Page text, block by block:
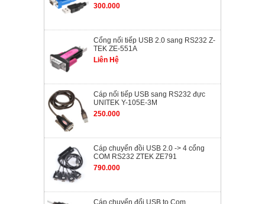
300.000
Cổng nối tiếp USB 2.0 sang RS232 Z-
TEK ZE-551A
Liên Hệ
Cáp nối tiếp USB sang RS232 đực
UNITEK Y-105E-3M
250.000
Cáp chuyển đồi USB 2.0 -> 4 cổng
COM RS232 ZTEK ZE791
790.000
Cáp chuyển đổi USB to Com